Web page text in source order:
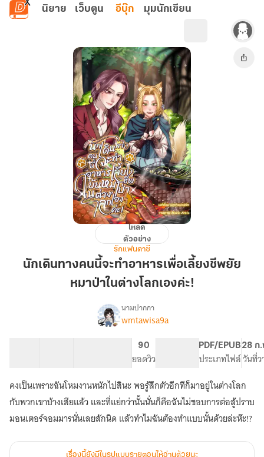
ข้ามไปยังเนื้อหาหลัก
นิยาย เว็บตูน อีบุ๊ก มุมนักเขียน
ทาง
นี้
อาหาร
ชีพ
ยัย
หมาป่า
ใน
โลก
โหลด
ตัวอย่าง
รักแฟนตาซี
นักเดินทางคนนี้จะทำอาหารเพื่อเลี้ยงชีพยัย
หมาป่าในต่างโลกเองค่ะ!
เรื่อง
เดิน
ทาง
คน
จะ
ทำ
อาหาร
เพื่อ
ชีพ
นามปากกา
wmtawisa9a
90
ยอดวิว
PDF/EPUB
ประเภทไฟล์
28 ก
วันที่ว
คงเป็นเพราะฉันโหมงานหนักไปสินะ พอรู้สึกตัวอีกทีก็มาอยู่ในต่างโลก
กับพวกเขาบ้างเสียแล้ว และที่แย่กว่านั้นนั่นก็คือฉันไม่ชอบการต่อสู้ปราบ
มอนเตอร์จอมมารนั่นเลยสักนิด แล้วทำไมฉันต้องทำแบบนั้นด้วยล่ะห๊ะ!?
เรื่องนี้ยังมีในรูปแบบรายตอนให้อ่านด้วยนะ